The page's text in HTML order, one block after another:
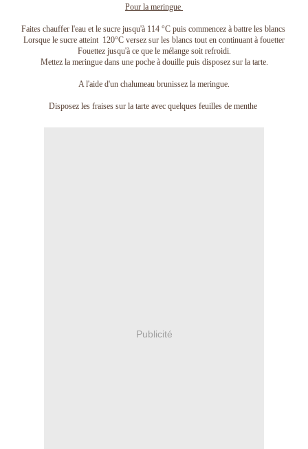
Pour la meringue
Faites chauffer l'eau et le sucre jusqu'à 114 °C puis commencez à battre les blancs
Lorsque le sucre atteint 120°C versez sur les blancs tout en continuant à fouetter
Fouettez jusqu'à ce que le mélange soit refroidi.
Mettez la meringue dans une poche à douille puis disposez sur la tarte.
A l'aide d'un chalumeau brunissez la meringue.
Disposez les fraises sur la tarte avec quelques feuilles de menthe
Publicité